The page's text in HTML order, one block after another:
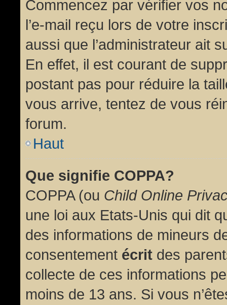
Commencez par vérifier vos
l’e-mail reçu lors de votre
aussi que l’administrateur ait
En effet, il est courant de
postant pas pour réduire la
vous arrive, tentez de vous
forum.
Haut
Que signifie COPPA?
COPPA (ou Child Online
une loi aux Etats-Unis qui dit
des informations de mineurs
consentement écrit des
collecte de ces informations
moins de 13 ans. Si vous